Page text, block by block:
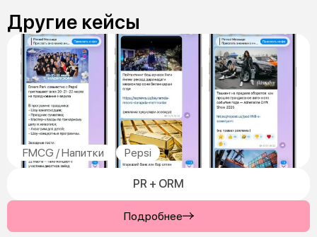
Другие кейсы
FMCG / Напитки Pepsi
PR + ORM
Подробнее